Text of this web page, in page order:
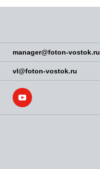
manager@foton-vostok.ru
vl@foton-vostok.ru